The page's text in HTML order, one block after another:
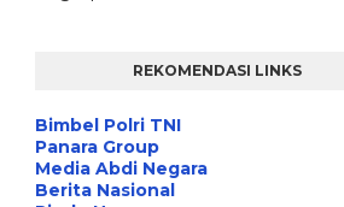
REKOMENDASI LINKS
Bimbel Polri TNI
Panara Group
Media Abdi Negara
Berita Nasional